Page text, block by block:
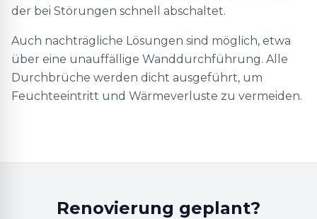
der bei Störungen schnell abschaltet.
Auch nachträgliche Lösungen sind möglich, etwa
über eine unauffällige Wanddurchführung. Alle
Durchbrüche werden dicht ausgeführt, um
Feuchteeintritt und Wärmeverluste zu vermeiden.
Renovierung geplant?